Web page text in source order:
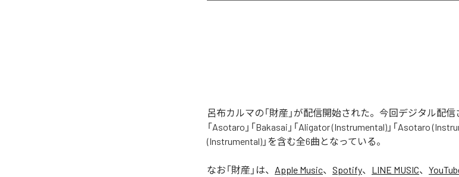
呂布カルマの「財産」が配信開始された。今回デジタル配信
「Asotaro」「Bakasai」「Aligator (Instrumental)」「Asotaro
(Instrumental)」を含む全6曲となっている。
なお「財産 」は、 Apple Music、 Spotify、 LINE MUSIC、